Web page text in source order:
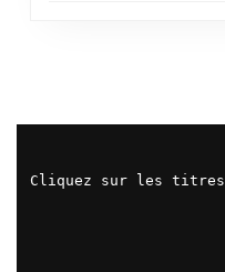
Cliquez sur les